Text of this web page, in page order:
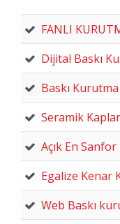
FANLI
Dijital Baskı
Baskı
Seramik
Açık En
Egalize Kenar
Web Baskı